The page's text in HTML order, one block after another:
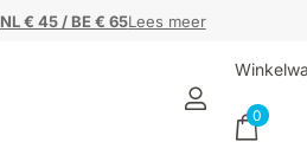
NL € 45 / BE € 65Lees meer
NL € 45 / BE € 65
0